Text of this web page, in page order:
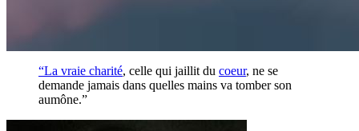
“La vraie charité, celle qui jaillit du coeur, ne se
demande jamais dans quelles mains va tomber son
aumône.”